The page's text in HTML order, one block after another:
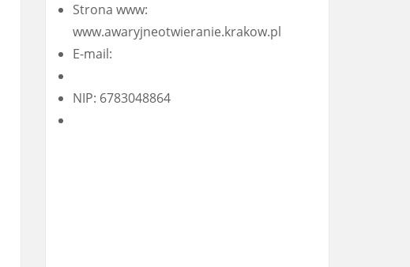
Strona www:
www.awaryjneotwieranie.krakow.pl
E-mail:
NIP: 6783048864